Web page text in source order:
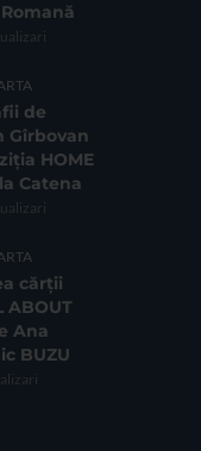
de
Gîrbovan
HOME
Catena
cărții
ABOUT
Ana
BUZU